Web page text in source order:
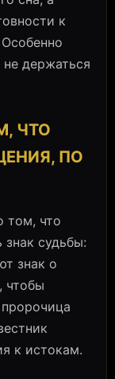
к
держаться
ЧТО
ПО
том, что
знак судьбы:
знак о
чтобы
к истокам.